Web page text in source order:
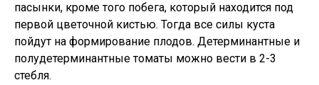
пасынки, кроме того побега, который находится под
первой цветочной кистью. Тогда все силы куста
пойдут на формирование плодов. Детерминантные и
полудетерминантные томаты можно вести в 2-3
стебля.